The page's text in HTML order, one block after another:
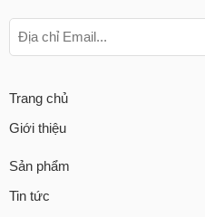
Trang chủ
Giới thiệu
Sản phẩm
Tin tức